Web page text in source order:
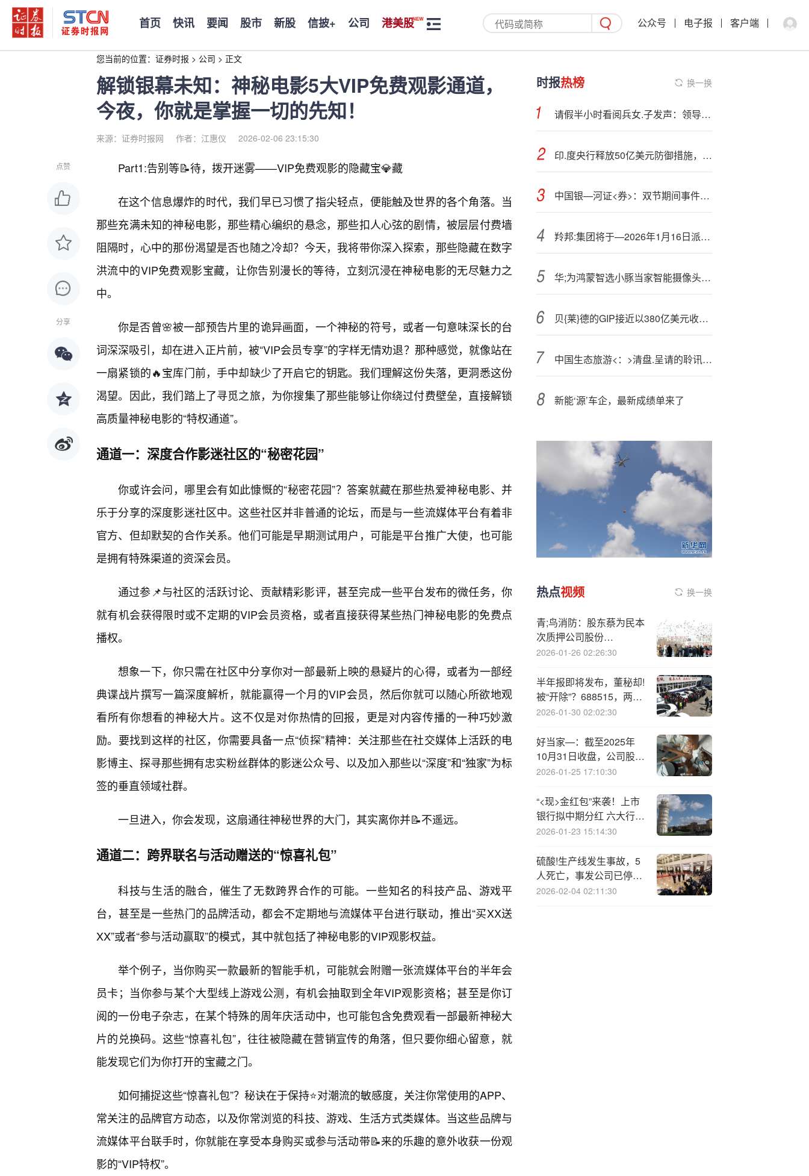
首页 快讯 要闻 股市 新股 信披+ 公司 港美股 公众号 电子报 客户端
您当前的位置： 证券时报 > 公司 > 正文
解锁银幕未知：神秘电影5大VIP免费观影通道，
今夜，你就是掌握一切的先知！
来源：证券时报网 作者：江惠仪 2026-02-06 23:15:30
点赞
分享
Part1:告别等📝待，拨开迷雾——VIP免费观影的隐藏宝💎藏
在这个信息爆炸的时代，我们早已习惯了指尖轻点，便能触及世界的各个角落。当
那些充满未知的神秘电影，那些精心编织的悬念，那些扣人心弦的剧情，被层层付费墙
阻隔时，心中的那份渴望是否也随之冷却？今天，我将带你深入探索，那些隐藏在数字
洪流中的VIP免费观影宝藏，让你告别漫长的等待，立刻沉浸在神秘电影的无尽魅力之
中。
你是否曾🌸被一部预告片里的诡异画面，一个神秘的符号，或者一句意味深长的台
词深深吸引，却在进入正片前，被“VIP会员专享”的字样无情劝退？那种感觉，就像站在
一扇紧锁的🔥宝库门前，手中却缺少了开启它的钥匙。我们理解这份失落，更洞悉这份
渴望。因此，我们踏上了寻觅之旅，为你搜集了那些能够让你绕过付费壁垒，直接解锁
高质量神秘电影的“特权通道”。
通道一：深度合作影迷社区的“秘密花园”
你或许会问，哪里会有如此慷慨的“秘密花园”？答案就藏在那些热爱神秘电影、并
乐于分享的深度影迷社区中。这些社区并非普通的论坛，而是与一些流媒体平台有着非
官方、但却默契的合作关系。他们可能是早期测试用户，可能是平台推广大使，也可能
是拥有特殊渠道的资深会员。
通过参📌与社区的活跃讨论、贡献精彩影评，甚至完成一些平台发布的微任务，你
就有机会获得限时或不定期的VIP会员资格，或者直接获得某些热门神秘电影的免费点
播权。
想象一下，你只需在社区中分享你对一部最新上映的悬疑片的心得，或者为一部经
典谍战片撰写一篇深度解析，就能赢得一个月的VIP会员，然后你就可以随心所欲地观
看所有你想看的神秘大片。这不仅是对你热情的回报，更是对内容传播的一种巧妙激
励。要找到这样的社区，你需要具备一点“侦探”精神：关注那些在社交媒体上活跃的电
影博主、探寻那些拥有忠实粉丝群体的影迷公众号、以及加入那些以“深度”和“独家”为标
签的垂直领域社群。
一旦进入，你会发现，这扇通往神秘世界的大门，其实离你并📝不遥远。
通道二：跨界联名与活动赠送的“惊喜礼包”
科技与生活的融合，催生了无数跨界合作的可能。一些知名的科技产品、游戏平
台，甚至是一些热门的品牌活动，都会不定期地与流媒体平台进行联动，推出“买XX送
XX”或者“参与活动赢取”的模式，其中就包括了神秘电影的VIP观影权益。
举个例子，当你购买一款最新的智能手机，可能就会附赠一张流媒体平台的半年会
员卡；当你参与某个大型线上游戏公测，有机会抽取到全年VIP观影资格；甚至是你订
阅的一份电子杂志，在某个特殊的周年庆活动中，也可能包含免费观看一部最新神秘大
片的兑换码。这些“惊喜礼包”，往往被隐藏在营销宣传的角落，但只要你细心留意，就
能发现它们为你打开的宝藏之门。
如何捕捉这些“惊喜礼包”？秘诀在于保持⭐对潮流的敏感度，关注你常使用的APP、
常关注的品牌官方动态，以及你常浏览的科技、游戏、生活方式类媒体。当这些品牌与
流媒体平台联手时，你就能在享受本身购买或参与活动带📝来的乐趣的意外收获一份观
影的“VIP特权”。
时报热榜 换一换
请假半小时看阅兵女.子发声：领导秒同意，还说今天不扣钱
印.度央行释放50亿美元防御措施，特朗普关税后卢比接近历史低点
中国银—河证<券>：双节期间事件梳理及市场展望
羚邦:集团将于—2026年1月16日派发中期股息每股0.012港元
华;为鸿蒙智选小豚当家智能摄像头T5限时特惠
贝{莱}德的GIP接近以380亿美元收购公用事业集团AES
中国生态旅游<：>清盘.呈请的聆讯延期至12月1日
新能‘源’车企，最新成绩单来了
热点视频 换一换
青;鸟消防：股东蔡为民本
次质押公司股份
16714300股
2026-01-26 02:26:30
半年报即将发布，董秘却!
被“开除”？688515，两位
老板意见不一！
2026-01-30 02:02:30
好当家—：截至2025年
10月31日收盘，公司股东
总数为65494户
2026-01-25 17:10:30
“<现>金红包”来袭！上市
银行拟中期分红 六大行派
发超2000亿
2026-01-23 15:14:30
硫酸!生产线发生事故，5
人死亡，事发公司已停业
整顿
2026-02-04 02:11:30